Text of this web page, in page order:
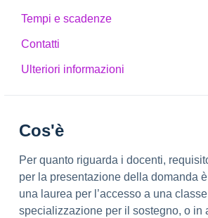
Tempi e scadenze
Contatti
Ulteriori informazioni
Cos'è
Per quanto riguarda i docenti,
per la presentazione della domanda
una laurea per l’accesso a una
specializzazione per il sostegno, o in